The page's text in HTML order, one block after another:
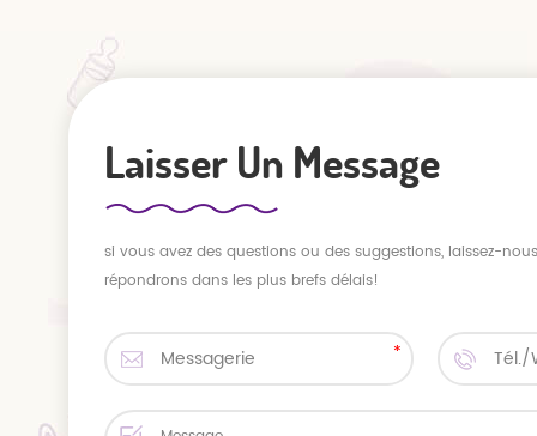
Laisser Un Message
si vous avez des questions ou des suggestions, laissez-
répondrons dans les plus brefs délais!